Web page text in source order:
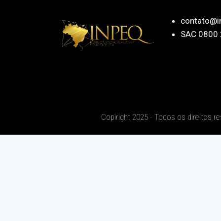
SAC
Copiright 2025 - Todos os direitos